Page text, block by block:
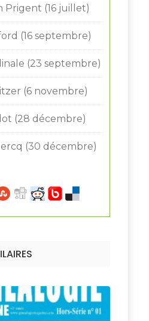
Prigent (16 juillet)
(16 septembre)
(23 septembre)
(6 novembre)
(28 décembre)
(30 décembre)